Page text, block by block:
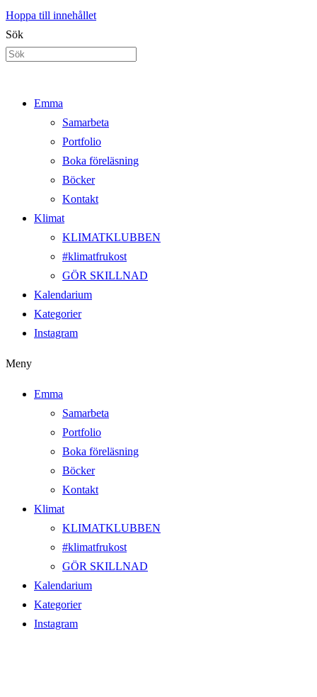
Hoppa till innehållet
Sök
Emma
Samarbeta
Portfolio
Boka föreläsning
Böcker
Kontakt
Klimat
KLIMATKLUBBEN
#klimatfrukost
GÖR SKILLNAD
Kalendarium
Kategorier
Instagram
Meny
Emma
Samarbeta
Portfolio
Boka föreläsning
Böcker
Kontakt
Klimat
KLIMATKLUBBEN
#klimatfrukost
GÖR SKILLNAD
Kalendarium
Kategorier
Instagram